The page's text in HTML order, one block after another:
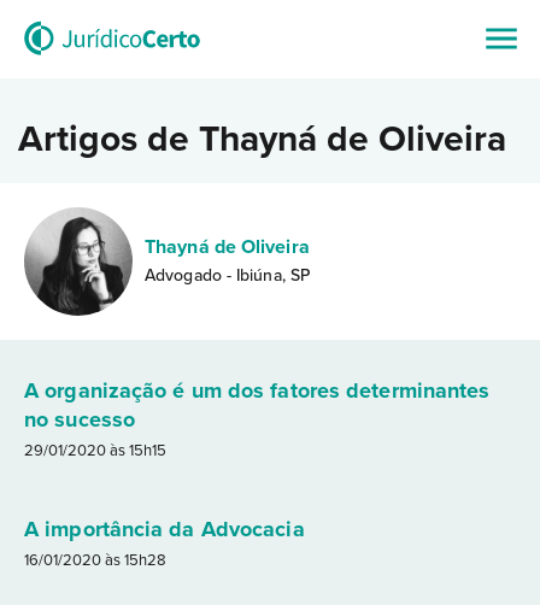
Artigos de Thayná de Oliveira
Thayná de Oliveira
Advogado - Ibiúna, SP
A organização é um dos fatores determinantes
no sucesso
29/01/2020 às 15h15
A importância da Advocacia
16/01/2020 às 15h28